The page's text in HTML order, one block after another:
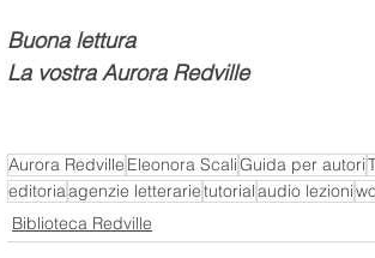
Buona lettura
La vostra Aurora Redville
Aurora Redville Eleonora ScaliGuida per autori
editoriaagenzie letterarietutorialaudio lezioni
Biblioteca Redville